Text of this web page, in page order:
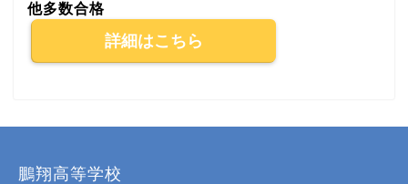
他多数合格
詳細はこちら
鵬翔高等学校